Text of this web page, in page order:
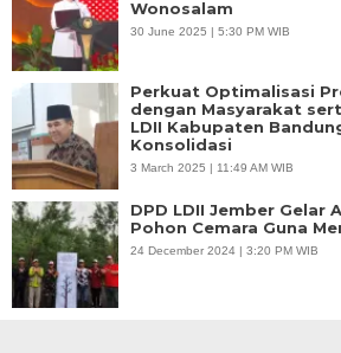
Wonosalam
30 June 2025 | 5:30 PM WIB
Perkuat Optimalisasi
dengan Masyarakat
LDII Kabupaten
Konsolidasi
3 March 2025 | 11:49 AM WIB
DPD LDII Jember Gelar
Pohon Cemara Guna
24 December 2024 | 3:20 PM WIB